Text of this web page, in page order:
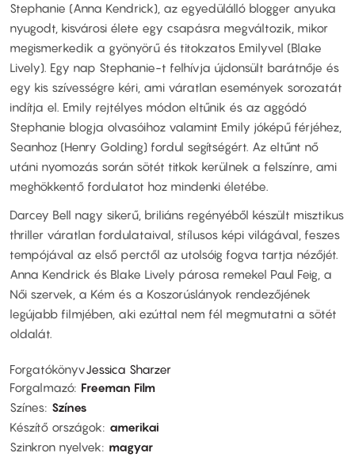
Stephanie (Anna Kendrick), az egyedülálló blogger anyuka
nyugodt, kisvárosi élete egy csapásra megváltozik, mikor
megismerkedik a gyönyörű és titokzatos Emilyvel (Blake
Lively). Egy nap Stephanie-t felhívja újdonsült barátnője és
egy kis szívességre kéri, ami váratlan események sorozatát
indítja el. Emily rejtélyes módon eltűnik és az aggódó
Stephanie blogja olvasóihoz valamint Emily jóképű férjéhez,
Seanhoz (Henry Golding) fordul segítségért. Az eltűnt nő
utáni nyomozás során sötét titkok kerülnek a felszínre, ami
meghökkentő fordulatot hoz mindenki életébe.
Darcey Bell nagy sikerű, briliáns regényéből készült misztikus
thriller váratlan fordulataival, stílusos képi világával, feszes
tempójával az első perctől az utolsóig fogva tartja nézőjét.
Anna Kendrick és Blake Lively párosa remekel Paul Feig, a
Női szervek, a Kém és a Koszorúslányok rendezőjének
legújabb filmjében, aki ezúttal nem fél megmutatni a sötét
oldalát.
ForgatókönyvJessica Sharzer
Forgalmazó Freeman Film
Színes Színes
Készítő országok
amerikai
Szinkron nyelvek
magyar